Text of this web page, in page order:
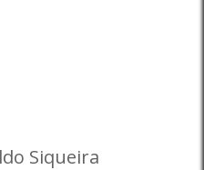
Siqueira